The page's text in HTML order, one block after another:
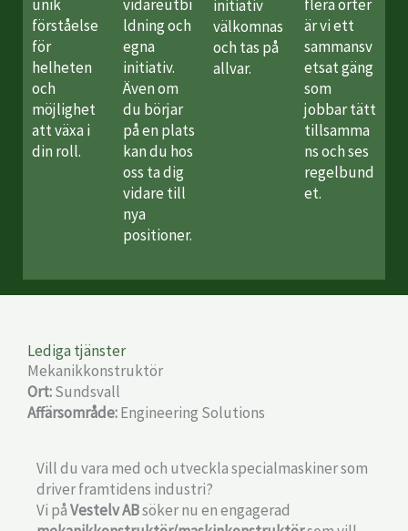
unik
förståelse
för
helheten
och
möjlighet
att växa i
din roll.
vidareutbi
ldning och
egna
initiativ.
Även om
du börjar
på en plats
kan du hos
oss ta dig
vidare till
nya
positioner.
initiativ
välkomnas
och tas på
allvar.
flera orter
är vi ett
sammansv
etsat gäng
som
jobbar tätt
tillsamma
ns och ses
regelbund
et.
Lediga tjänster
Mekanikkonstruktör
Ort:Sundsvall
Affärsområde:Engineering Solutions
Vill du vara med och utveckla specialmaskiner som
driver framtidens industri?
Vi påVestelv ABsöker nu en engagerad